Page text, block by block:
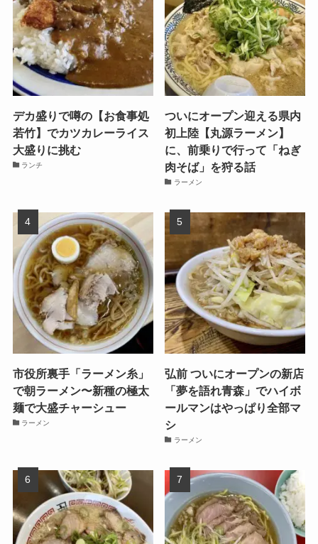
デカ盛りで噂の【お食事処
若竹】でカツカレーライス
大盛りに挑む
ランチ
ついにオープン迎える県内
初上陸【丸源ラーメン】
に、前乗りで行って「ねぎ
肉そば」を狩る話
ラーメン
市役所裏手「ラーメン糸」
で朝ラーメン〜新種の極太
麺で大盛チャーシュー
ラーメン
弘前 ついにオープンの新店
「夢を語れ青森」でハイボ
ールマンはやっぱり全部マ
シ
ラーメン